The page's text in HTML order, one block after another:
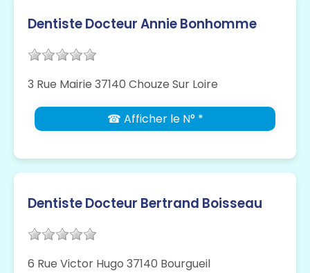
Dentiste Docteur Annie Bonhomme
3 Rue Mairie 37140 Chouze Sur Loire
☎ Afficher le N° *
Dentiste Docteur Bertrand Boisseau
6 Rue Victor Hugo 37140 Bourgueil